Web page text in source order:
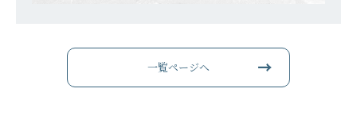
一覧ページへ